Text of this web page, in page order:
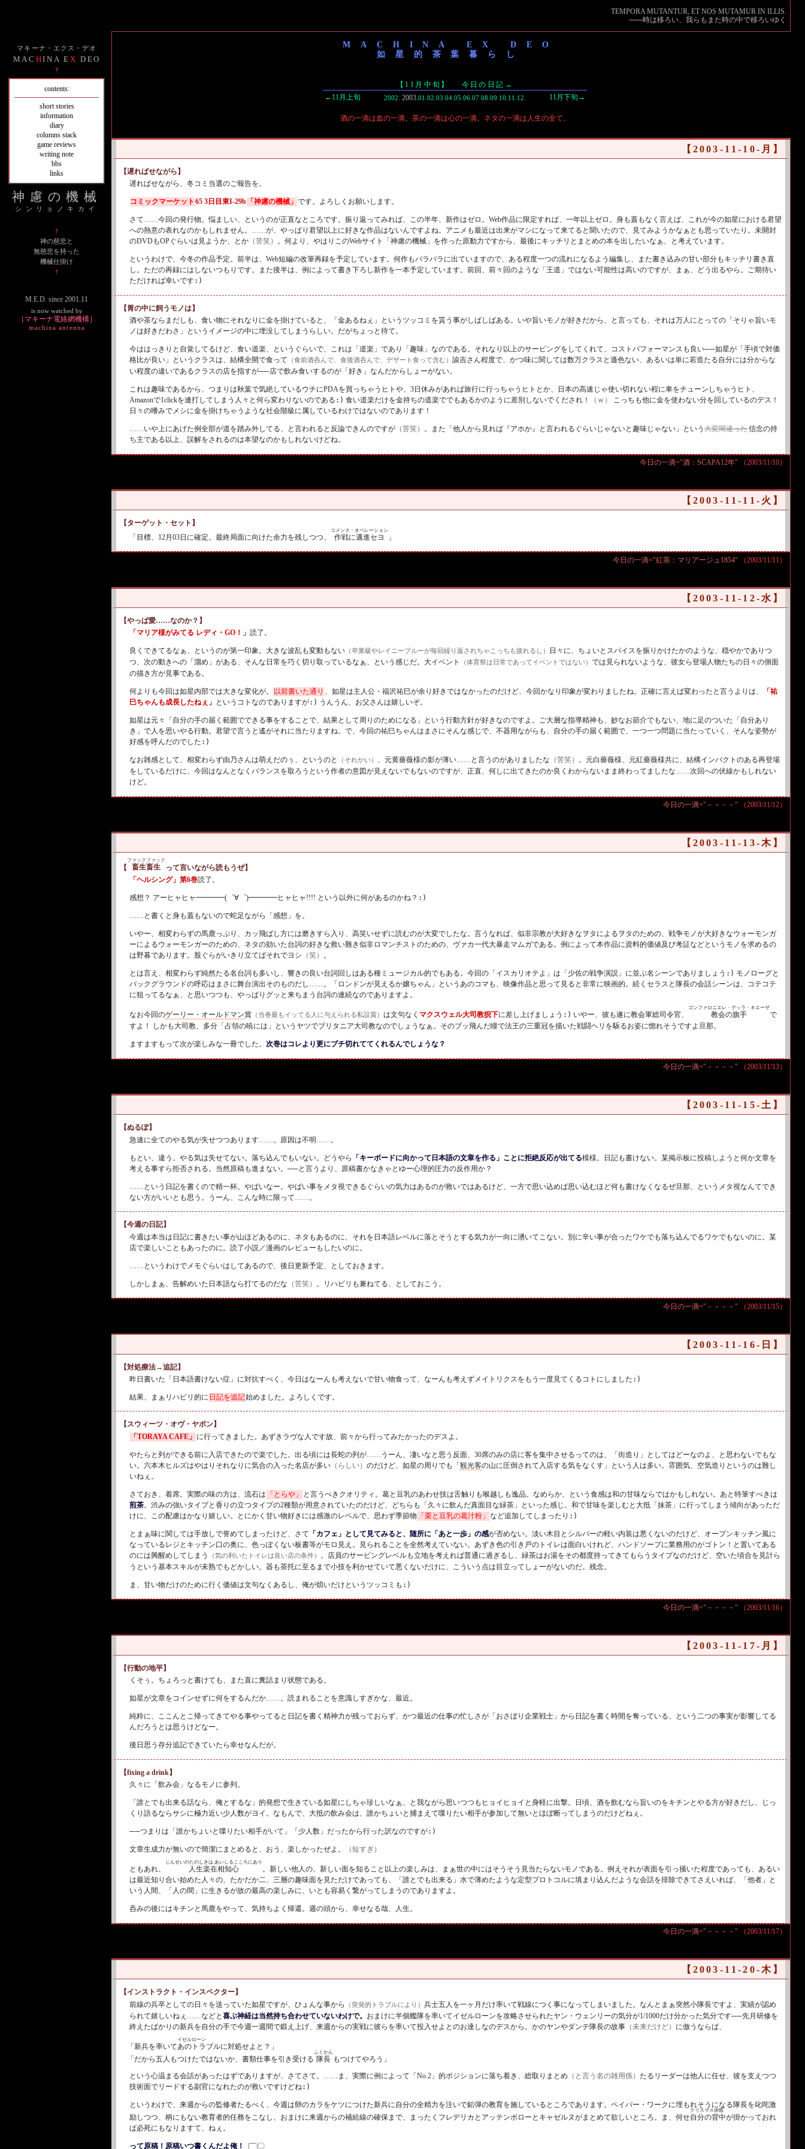
マキーナ・エクス・デオ
MAC HINA E X DEO
†
contents:
short stories
information
diary
columns stack
game reviews
writing note
bbs
links
神慮の機械
シンリョノキカイ
†
神の慈悲と
無慈悲を持った
機械仕掛け
†
M.E.D. since 2001.11
is now watched by
［マキーナ電絡網機構］
machina antenna
TEMPORA MUTANTUR, ET NOS MUTAMUR IN ILLIS.
───時は移ろい、我らもまた時の中で移ろいゆく
MACHINA EX DEO
如星的茶葉暮らし
【11月中旬】
今日の日記→
←11月上旬
2002 2003.01 02 03 04 05 06 07 08 09 10 11 12 11月下旬→
酒の一滴は血の一滴。茶の一滴は心の一滴。ネタの一滴は人生の全て。
【2003-11-10-月】
【遅ればせながら】
遅ればせながら、冬コミ当選のご報告を。
コミックマーケット 65 3日目東I-29b 「神慮の機械」 です。よろしくお願いします。
さて……今回の発行物。悩ましい、というのが正直なところです。振り返ってみれば、この半年、新作はゼロ。Web作品に限定すれば、一年以上ゼロ。身も蓋もなく言えば、これが今の如星における君望
への熱意の表れなのかもしれません。……が、やっぱり君望以上に好きな作品はないんですよね。アニメも最近は出来がマシになって来てると聞いたので、見てみようかなぁとも思っていたり。未開封
のDVDもOPぐらいは見ようか、とか（苦笑） 。何より、やはりこのWebサイト「神慮の機械」を作った原動力ですから、最後にキッチリとまとめの本を出したいなぁ、と考えています。
というわけで、今冬の作品予定。前半は、Web短編の改筆再録を予定しています。何作もバラバラに出ていますので、ある程度一つの流れになるよう編集し、また書き込みの甘い部分もキッチリ書き直
し。ただの再録にはしないつもりです。また後半は、例によって書き下ろし新作を一本予定しています。前回、前々回のような「王道」ではない可能性は高いのですが、まぁ、どう出るやら。ご期待い
ただければ幸いです:)
【胃の中に飼うモノは】
酒や茶ならまだしも、食い物にそれなりに金を掛けていると、「金あるねぇ」というツッコミを貰う事がしばしばある。いや旨いモノが好きだから、と言っても、それは万人にとっての「そりゃ旨いモ
ノは好きだわさ」というイメージの中に埋没してしまうらしい。だがちょっと待て。
今ははっきりと自覚してるけど、食い道楽、というぐらいで、これは「道楽」であり「趣味」なのである。それなり以上のサービングをしてくれて、コストパフォーマンスも良い──如星が「手頃で対価
格比が良い」というクラスは、結構全開で食って （食前酒呑んで、食後酒呑んで、デザート食って含む） 諭吉さん程度で、かつ味に関しては数万クラスと遜色ない、あるいは単に若造たる自分には分からな
い程度の違いであるクラスの店を指すが──店で飲み食いするのが「好き」なんだからしょーがない。
これは趣味であるから、つまりは秋葉で気絶しているウチにPDAを買っちゃうヒトや、3日休みがあれば旅行に行っちゃうヒトとか、日本の高速じゃ使い切れない程に車をチューンしちゃうヒト、
Amazonで1clickを連打してしまう人々と何ら変わりないのである :) 食い道楽だけを金持ちの道楽ででもあるかのように差別しないでくだされ！ （ｗ）
こっちも他に金を使わない分を回しているのデス！
日々の嗜みでメシに金を掛けちゃうような社会階級に属しているわけではないのであります！
……いや上にあげた例全部が道を踏み外してる、と言われると反論できんのですが（苦笑） 。また「他人から見れば『アホか』と言われるぐらいじゃないと趣味じゃない」という大変間違った信念の持
ち主である以上、誤解をされるのは本望なのかもしれないけどね。
今日の一滴="酒：SCAPA12年" （2003/11/10）
【2003-11-11-火】
【ターゲット・セット】
「目標、12月03日に確定。最終局面に向けた余力を残しつつ、
作戦に邁進セヨ
コメンス・オペレーション
」
今日の一滴="紅茶：マリアージュ1854" （2003/11/11）
【2003-11-12-水】
【やっぱ愛……なのか？】
「マリア様がみてる レディ・GO！」 読了。
良くできてるなぁ、というのが第一印象。大きな波乱も変動もない（卒業級やレイニーブルーが毎回繰り返されちゃこっちも疲れるし）
日々に、ちょいとスパイスを振りかけたかのような、穏やかでありつ
つ、次の動きへの「溜め」がある、そんな日常を巧く切り取っているなぁ、という感じだ。大イベント
（体育祭は日常であってイベントではない） では見られないような、彼女ら登場人物たちの日々の側面
の描き方が見事である。
何よりも今回は如星内部では大きな変化が。 以前書いた通り 、如星は主人公・福沢祐巳が余り好きではなかったのだけど、今回かなり印象が変わりましたね。正確に言えば変わったと言うよりは、
「祐
巳ちゃんも成長したねぇ」 というコトなのでありますが:) うんうん、お父さんは嬉しいぞ。
如星は元々「自分の手の届く範囲でできる事をすることで、結果として周りのためになる」という行動方針が好きなのですよ。ご大層な指導精神も、妙なお節介でもない、地に足のついた「自分あり
き」で人を思いやる行動。君望で言うと遙がそれに当たりますね。で、今回の祐巳ちゃんはまさにそんな感じで、不器用ながらも、自分の手の届く範囲で、一つ一つ問題に当たっていく、そんな姿勢が
好感を呼んだのでした :)
なお雑感として、相変わらず由乃さんは萌えだのぅ、というのと （それかい） 、元黄薔薇様の影が薄い……と言うのがありましたな （苦笑） 。元白薔薇様、元紅薔薇様共に、結構インパクトのある再登場
をしているだけに、今回はなんとなくバランスを取ろうという作者の意図が見えないでもないのですが、正直、何しに出てきたのか良くわからないまま終わってましたな……次回への伏線かもしれない
けど。
今日の一滴="－－－－" （2003/11/12）
【2003-11-13-木】
【 畜生畜生
ファックファック
って言いながら読もうぜ】
「ヘルシング」第6巻読了。
感想？ アーヒャヒャ━━━━(゜∀゜)━━━━ヒャヒャ!!!! という以外に何があるのかね？ :)
……と書くと身も蓋もないので蛇足ながら「感想」を。
いやー、相変わらずの馬鹿っぷり、カッ飛ばし方には磨きすら入り、高笑いせずに読むのが大変でしたな。言うなれば、似非宗教が大好きなヲタによるヲタのための、戦争モノが大好きなウォーモンガ
ーによるウォーモンガーのための、ネタの効いた台詞の好きな救い難き似非ロマンチストのための、ヴァカ一代大暴走マムガである。例によって本作品に資料的価値及び考証などというモノを求めるの
は野暮であります。股ぐらがいきり立てばそれでヨシ （笑） 。
とは言え、相変わらず純然たる名台詞も多いし、響きの良い台詞回しはある種ミュージカル的でもある。今回の「イスカリオテよ」は「少佐の戦争演説」に並ぶ名シーンでありましょう :) モノローグと
バックグラウンドの呼応はまさに舞台演出そのものだし……。「ロンドンが見えるか嬢ちゃん」というあのコマも、映像作品と思って見ると非常に映画的。続くセラスと隊長の会話シーンは、コテコテ
に狙ってるなぁ、と思いつつも、やっぱりグッと来ちまう台詞の連続なのでありますよ。
なお今回のゲーリー・オールドマン賞（当巻最もイッてる人に与えられる私設賞） は文句なく マクスウェル大司教猊下に差し上げましょう :) いやー、彼も遂に教会軍総司令官、 教会の旗手
ゴンファロニエレ・デッラ・キエーザ
で
すよ！ しかも大司教、多分「占領の暁には」というヤツでブリタニア大司教なのでしょうなぁ。そのブッ飛んだ瞳で法王の三重冠を描いた戦闘ヘリを駆るお姿に惚れそうですよ旦那。
ますますもって次が楽しみな一冊でした。 次巻はコレより更にブチ切れててくれるんでしょうな？
今日の一滴="－－－－" （2003/11/13）
【2003-11-15-土】
【ぬるぽ】
急速に全てのやる気が失せつつあります……。原因は不明……。
もとい、違う。やる気は失せてない。落ち込んでもいない。どうやら 「キーボードに向かって日本語の文章を作る」ことに拒絶反応が出てる模様。日記も書けない。某掲示板に投稿しようと何か文章を
考える事すら拒否される。当然原稿も進まない。 ──と言うより、原稿書かなきゃとゆー心理的圧力の反作用か？
……という日記を書くので精一杯。やばいなー。やばい事をメタ視できるぐらいの気力はあるのが救いではあるけど、一方で思い込めば思い込むほど何も書けなくなるぜ旦那、というメタ視なんてでき
ない方がいいとも思う。うーん、こんな時に限って……。
【今週の日記】
今週は本当は日記に書きたい事が山ほどあるのに、ネタもあるのに、それを日本語レベルに落とそうとする気力が一向に湧いてこない。別に辛い事が合ったワケでも落ち込んでるワケでもないのに。某
店で楽しいこともあったのに。読了小説／漫画のレビューもしたいのに。
……というわけでメモぐらいはしてあるので、後日更新予定、としておきます。
しかしまぁ、告解めいた日本語なら打てるのだな （苦笑） 。リハビリも兼ねてる、としておこう。
今日の一滴="－－－－" （2003/11/15）
【2003-11-16-日】
【対処療法→追記】
昨日書いた「日本語書けない症」に対抗すべく、今日はなーんも考えないで甘い物食って、なーんも考えずメイトリクスをもう一度見てくるコトにしました :)
結果、まぁリハビリ的に 日記を追記始めました。よろしくです。
【スウィーツ・オヴ・ヤポン】
「TORAYA CAFE」 に行ってきました。あずきラヴな人です故、前々から行ってみたかったのデスよ。
やたらと列ができる前に入店できたので楽でした。出る頃には長蛇の列が……うーん、凄いなと思う反面、30席のみの店に客を集中させるってのは、「街造り」としてはどーなのよ、と思わないでもな
い。六本木ヒルズはやはりそれなりに気合の入った名店が多い（らしい） のだけど、如星の周りでも「観光客の山に圧倒されて入店する気をなくす」という人は多い。雰囲気、空気造りというのは難し
いねぇ。
さておき、着席。実際の味の方は、流石は 「とらや」
と言うべきクオリティ。葛と豆乳のあわせ技は舌触りも喉越しも逸品。なめらか、という食感は和の甘味ならではかもしれない。あと特筆すべきは
煎茶。渋みの強いタイプと香りの立つタイプの2種類が用意されていたのだけど、どちらも「久々に飲んだ真面目な緑茶」といった感じ。和で甘味を楽しむと大抵「抹茶」に行ってしまう傾向があっただ
けに、この配慮はかなり嬉しい。とにかく甘い物好きには感激のレベルで、思わず季節物
「栗と豆乳の葛汁粉」 など追加してしまったり :)
とまぁ味に関しては手放しで誉めてしまったけど、さて 「カフェ」として見てみると、随所に「あと一歩」の感が否めない。淡い木目とシルバーの軽い内装は悪くないのだけど、オープンキッチン風に
なっているレジとキッチン口の奥に、色っぽくない板書等がモロ見え。見られることを全然考えていない。あずき色の引き戸のトイレは面白いけれど、ハンドソープに業務用のがゴトン！と置いてある
のには興醒めしてしまう
（気の利いたトイレは良い店の条件）
。店員のサービングレベルも立地を考えれば普通に過ぎるし、緑茶はお湯をその都度持ってきてもらうタイプなのだけど、空いた頃合を見計ら
うという基本スキルが未熟でもどかしい。器も茶托に至るまで小技を利かせていて悪くないだけに、こういう点は目立ってしょーがないのだ。残念。
ま、甘い物だけのために行く価値は文句なくあるし、俺が煩いだけというツッコミも :)
今日の一滴="－－－－" （2003/11/16）
【2003-11-17-月】
【行動の地平】
くそぅ。ちょろっと書けても、また直に糞詰まり状態である。
如星が文章をコインせずに何をするんだか……。読まれることを意識しすぎかな、最近。
純粋に、ここんとこ帰ってきてやる事やってると日記を書く精神力が残っておらず、かつ最近の仕事の忙しさが「おさぼり企業戦士」から日記を書く時間を奪っている、という二つの事実が影響してる
んだろうとは思うけどなー。
後日思う存分追記できていたら幸せなんだが。
【fixing a drink】
久々に「飲み会」なるモノに参列。
「誰とでも出来る話なら、俺とするな」的発想で生きている如星にしちゃ珍しいなぁ、と我ながら思いつつもヒョイヒョイと身軽に出撃。日頃、酒を飲むなら旨いのをキチンとやる方が好きだし、じっ
くり語るならサシに極力近い少人数がヨイ。なもんで、大抵の飲み会は、誰かちょいと捕まえて喋りたい相手が参加して無いとほぼ断ってしまうのだけどねぇ。
──つまりは「誰かちょいと喋りたい相手がいて」「少人数」だったから行った訳なのですが:)
文章生成力が無いので簡潔にまとめると、おう、楽しかったぜよ。 （短すぎ）
ともあれ、 人生楽在相知心
じんせいのたのしきは あいしるこころにあり
。新しい他人の、新しい面を知ること以上の楽しみは、まぁ世の中にはそうそう見当たらないモノである。例えそれが表面を引っ掻いた程度であっても、あるい
は最近知り合い始めた人々の、たかだか二、三層の趣味面を見ただけであっても、「誰とでも出来る」水で薄めたような定型プロトコルに填まり込んだような会話を排除できてさえいれば、「他者」と
いう人間、「人の間」に生きるが故の最高の楽しみに、いとも容易く繋がってしまうのでありますよ。
呑みの後にはキチンと馬鹿をやって、気持ちよく帰還。週の頭から、幸せなる哉、人生。
今日の一滴="－－－－" （2003/11/17）
【2003-11-20-木】
【インストラクト・インスペクター】
前線の兵卒としての日々を送っていた如星ですが、ひょんな事から
（突発的トラブルにより） 兵士五人を一ヶ月だけ率いて戦線につく事になってしまいました。なんとまぁ突然小隊長ですよ、実績が認め
られて嬉しいねぇ……などと 喜ぶ神経は当然持ち合わせていないわけで。 おまけに半個艦隊を率いてイゼルローンを攻略させられたヤン・ウェンリーの気分が1/1000だけ分かった気分です──先月研修を
終えたばかりの新兵を自分の手で今週一週間で鍛え上げ、来週からの実戦に彼らを率いて投入せよとのお達しなのデスから。かのヤンやダンテ隊長の故事（未来だけど） に倣うならば、
「新兵を率いてあのトラブル
イゼルローン
に対処せよと？」
「だから五人もつけたではないか、書類仕事を引き受ける 隊長
ふくかん
もつけてやろう」
という心温まる会話があったはずでありますが、さてさて。……ま、実際に例によって「No.2」的ポジションに落ち着き、総取りまとめ （と言う名の雑用係） たるリーダーは他人に任せ、彼を支えつつ
技術面でリードする副官になれたのが救いですけどね:)
というわけで、来週からの監修者たるべく、今週は卵のカラをケツにつけた新兵に自分の全精力を注いで鉛弾の教育を施しているところであります。ペイパー・ワークに埋もれそうになる隊長を叱咤激
励しつつ、柄にもない教育者的任務をこなし、おまけに来週からの補給線の確保まで、まったくフレデリカとアッテンボローとキャゼルヌがまとめて欲しいところ。ま、何せ自分の背中
クリスマス休暇
が掛かっておれ
ば必死にもなりますて、ねぇ。
って原稿！原稿いつ書くんだよ俺！ _|￣|〇